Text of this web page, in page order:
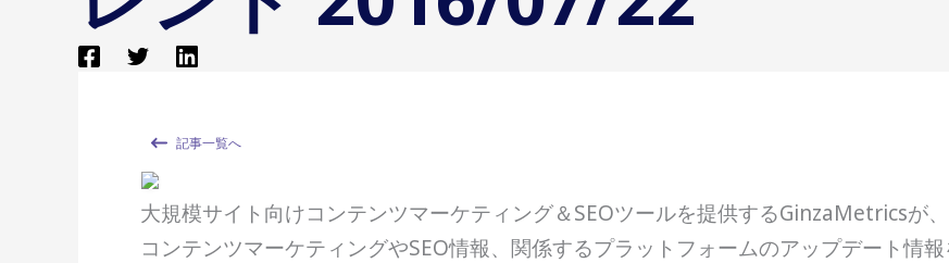
記事一覧へ
大規模サイト向けコンテンツマーケティング＆SEOツールを提供するGinzaMetricsが
コンテンツマーケティングやSEO情報、関係するプラットフォームのアップデート情